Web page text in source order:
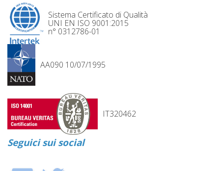
Sistema Certificato di Qualità
UNI EN ISO 9001:2015
n° 0312786-01
AA090 10/07/1995
IT320462
Seguici sui social